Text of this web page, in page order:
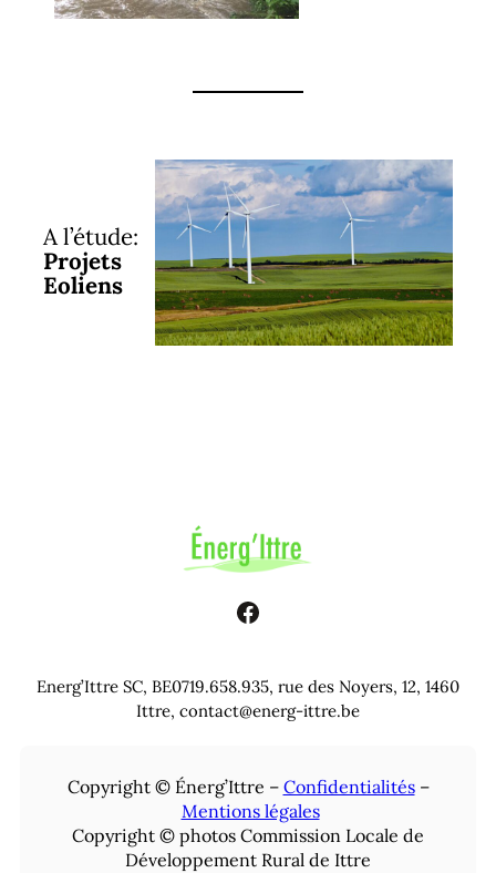
A l’étude:
Projets
Eoliens
Facebook
Energ’Ittre SC, BE0719.658.935, rue des Noyers, 12, 1460
Ittre, contact@energ-ittre.be
Copyright © Énerg’Ittre – Confidentialités–
Mentions légales
Copyright © photos Commission Locale de
Développement Rural de Ittre